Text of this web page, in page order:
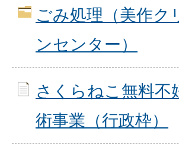
ごみ処理（美作ク
ンセンター）
さくらねこ無料不
術事業（行政枠）